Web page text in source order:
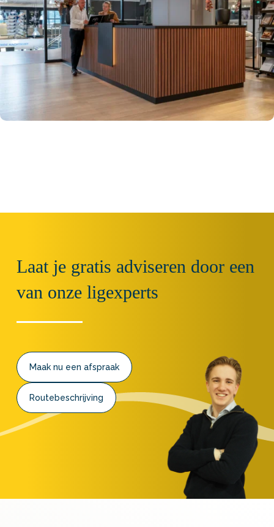
Laat je gratis adviseren door een
van onze ligexperts
Maak nu een afspraak
Routebeschrijving